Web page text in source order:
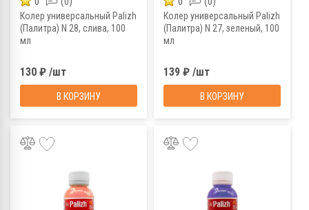
Колер универсальный Palizh
(Палитра) N 28, слива, 100
мл
130 ₽ /шт
В КОРЗИНУ
Колер универсальный Palizh
(Палитра) N 27, зеленый, 100
мл
139 ₽ /шт
В КОРЗИНУ